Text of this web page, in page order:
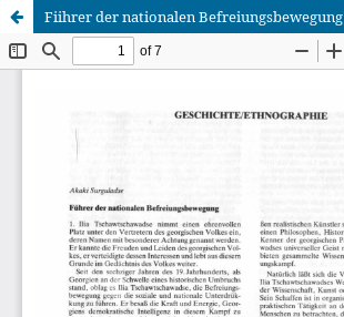
Fiihrer der nationalen Befreiungsbewegung